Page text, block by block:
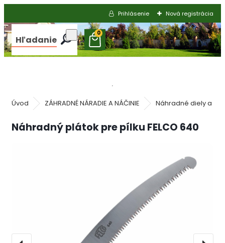
Prihlásenie Nová registrácia
Hľadanie
0
Úvod ZÁHRADNÉ NÁRADIE A NÁČINIE Náhradné diely a
Náhradný plátok pre pílku FELCO 640